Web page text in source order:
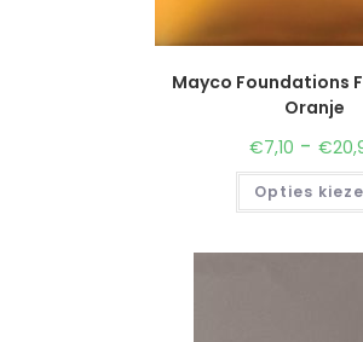
Mayco Foundations
Oranje
€7,10 - €
Opties